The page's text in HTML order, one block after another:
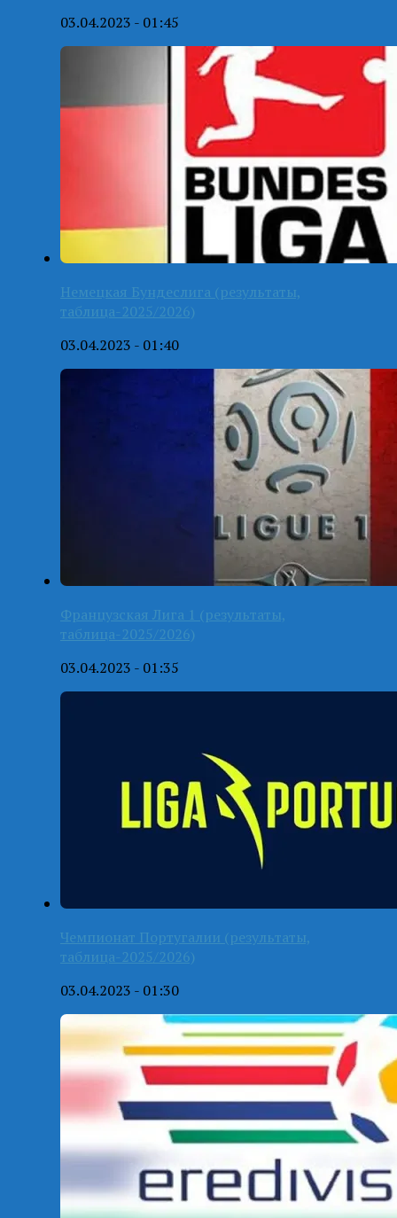
03.04.2023 - 01:45
Немецкая Бундеслига (результаты,
таблица-2025/2026)
03.04.2023 - 01:40
Французская Лига 1 (результаты,
таблица-2025/2026)
03.04.2023 - 01:35
Чемпионат Португалии (результаты,
таблица-2025/2026)
03.04.2023 - 01:30